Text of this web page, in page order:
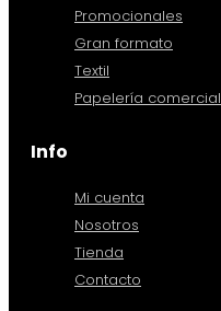
Promocionales
Gran formato
Textil
Papelería comercial
Info
Mi cuenta
Nosotros
Tienda
Contacto